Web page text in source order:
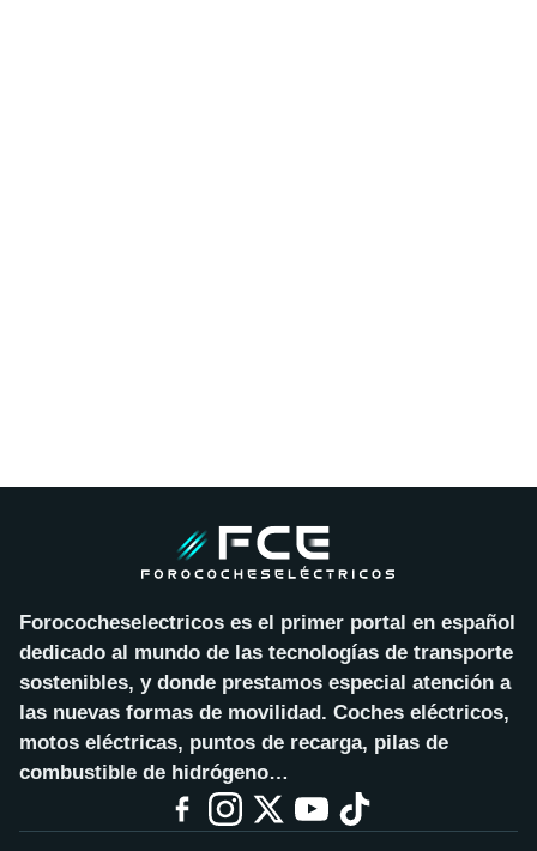
Forococheselectricos es el primer portal en español
dedicado al mundo de las tecnologías de transporte
sostenibles, y donde prestamos especial atención a
las nuevas formas de movilidad. Coches eléctricos,
motos eléctricas, puntos de recarga, pilas de
combustible de hidrógeno…